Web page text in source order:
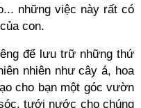
những việc này rất có
con.
để lưu trữ những thứ
nhiên như cây á, hoa
cho bạn một góc vườn
tưới nước cho chúng